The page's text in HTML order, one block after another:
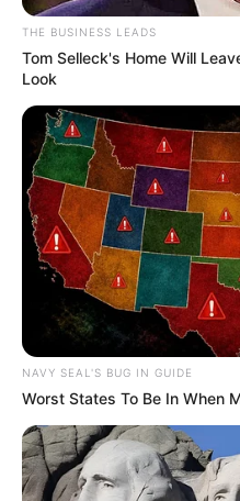
THE BUSINESS LEADS
Tom Selleck's Home Will
Look
NAVY SEAL'S BUG IN GUIDE
Worst States To Be In When